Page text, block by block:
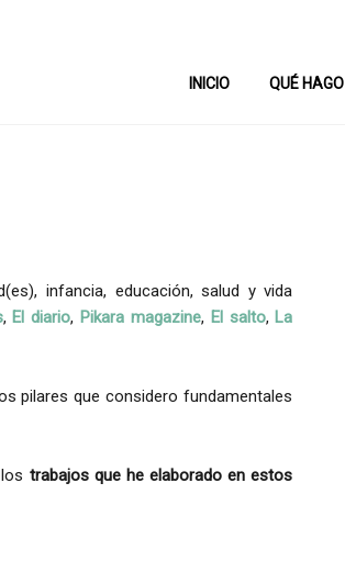
INICIO QUÉ HAGO
infancia, educación, salud y vida
, El diario, Pikara magazine, El salto, La
pilares que considero fundamentales
trabajos que he elaborado en estos